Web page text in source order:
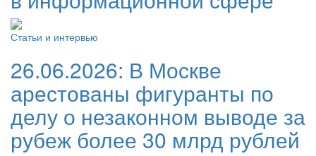
Статьи и интервью
26.06.2026: В Москве
арестованы фигуранты по
делу о незаконном выводе за
рубеж более 30 млрд рублей